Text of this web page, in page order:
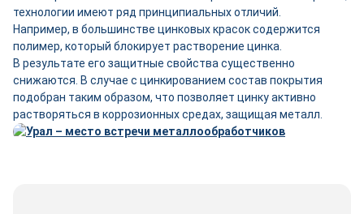
технологии имеют ряд принципиальных отличий.
Например, в большинстве цинковых красок содержится
полимер, который блокирует растворение цинка.
В результате его защитные свой­ства существенно
снижаются. В случае с цинкированием состав покрытия
подобран таким образом, что позволяет цинку активно
растворяться в коррозионных средах, защищая металл.